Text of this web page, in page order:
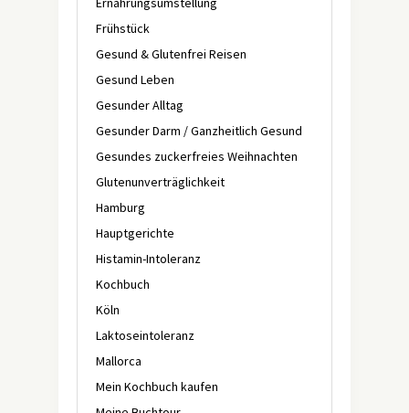
Frühstück
Gesund & Glutenfrei Reisen
Gesund Leben
Gesunder Alltag
Gesunder Darm / Ganzheitlich Gesund
Gesundes zuckerfreies Weihnachten
Glutenunverträglichkeit
Hamburg
Hauptgerichte
Histamin-Intoleranz
Kochbuch
Köln
Laktoseintoleranz
Mallorca
Mein Kochbuch kaufen